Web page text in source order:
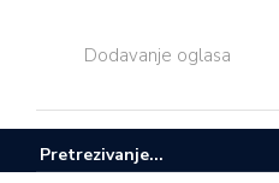
Dodavanje oglasa